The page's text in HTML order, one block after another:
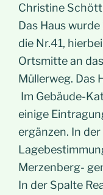
Christine
Das Haus
die Nr.41,
Ortsmitte an
Müllerweg. Das
Im Gebäude-
einige
ergänzen. In
Merzenberg-
In der Spalte